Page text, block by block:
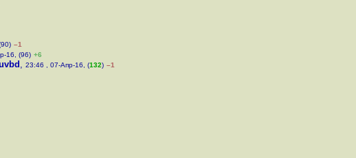
–1
16, (96) +6
, 23:46 , 07-Апр-16, (132) –1